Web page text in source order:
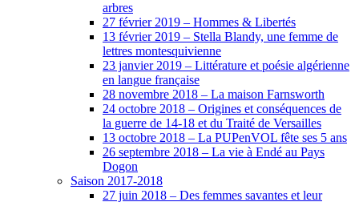
arbres
27 février 2019 – Hommes & Libertés
13 février 2019 – Stella Blandy, une femme de
lettres montesquivienne
23 janvier 2019 – Littérature et poésie algérienne
en langue française
28 novembre 2018 – La maison Farnsworth
24 octobre 2018 – Origines et conséquences de
la guerre de 14-18 et du Traité de Versailles
13 octobre 2018 – La PUPenVOL fête ses 5 ans
26 septembre 2018 – La vie à Endé au Pays
Dogon
Saison 2017-2018
27 juin 2018 – Des femmes savantes et leur